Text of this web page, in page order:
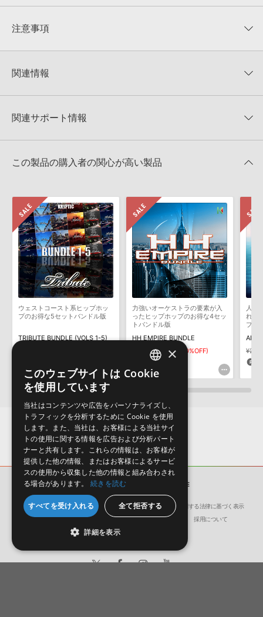
★★★★★
★5
★4
★1
0%
注意事項
KONTAKTフォーマットは、
でお使いいただけます。無償版のKONTAKT PLAYERではお使いい
4GBを超えるデータに関するご注意：
FAT32でフォーマットされた
きます際には、NTFSやHFS＋でフォーマットされたHDDをご用意
いただく必要がございます。
知らせするメールの2通が送信されます。メールに記載されており
ます説明に沿って、製品のダウンロード／導入を行って下さい。
サンプルパック製品には、原則として日本語版操作マニュアルをご
用意しておりません。ご購入後のご不明点や詳細に関するお問い合
わせなどはテクニカルサポート
までご連絡ください。
デモソングは、製品収録サウンドを使ってできることを紹介するた
めのデモンストレーション用の楽曲です。原則として、デモソング
そのものをお使いいただくことはできません。また、デモソングを
構成する全てのサウンドが、サンプルパックに含まれていることを
保証するものではありません。
しかねます。
関連情報
50%OFF！サマーセール！
関連サポート情報
2022.06.06
おります。ご覧頂くには、該当する製品をご購入頂く必要がございます。
BACK IN TIMEのサポート情報
この製品の購入者の関心が高い製品
ウェストコースト系ヒップホッ
プのお得な5セットバンドル版
TRIBUTE BUNDLE (VOLS 1-5)
力強いオーケストラの要素が入
ったヒップホップのお得な4セッ
トバンドル版
HH EMPIRE BUNDLE
¥11,726 ¥5,863(50%OFF)
293pt
人気
れる
ブラ
サンプルパック BACK IN TIME
会社概要 環境保護（CSR）への取り組み
特定商取引に関する法律に基づく表示
サイト動作環境
利用規約 個人情報の保護について 採用について
ENGLISH
×
このウェブサイトは Cookie
を使用しています
当社はコンテンツや広告をパーソナライズし、
トラフィックを分析するために Cookie を使用
します。また、当社は、お客様による当社サイ
トの使用に関する情報を広告および分析パート
ナーと共有します。これらの情報は、お客様が
提供した他の情報、またはお客様によるサービ
スの使用から収集した他の情報と組み合わされ
る場合があります。
続きを読む
すべてを受け入れる 全て拒否する
詳細を表示